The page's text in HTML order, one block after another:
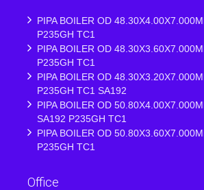
PIPA BOILER OD
P235GH TC1
PIPA BOILER OD
P235GH TC1
PIPA BOILER OD
P235GH TC1 SA192
PIPA BOILER OD
SA192 P235GH TC1
PIPA BOILER OD
P235GH TC1
Office